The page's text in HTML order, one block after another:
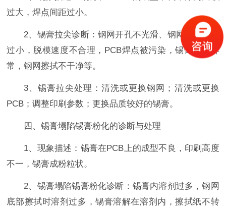
过大，焊点间距过小。
2、锡膏拉尖诊断：钢网开孔不光滑、钢网开孔尺寸
过小，脱模速度不合理，PCB焊点被污染，锡膏品质异
常，钢网擦拭不干净等。
3、锡膏拉尖处理：清洗或更换钢网；清洗或更换
PCB；调整印刷参数；更换品质较好的锡膏。
四、锡膏塌陷锡膏粉化的诊断与处理
1、现象描述：锡膏在PCB上的成型不良，印刷高度
不一，锡膏成粉粒状。
2、锡膏塌陷锡膏粉化诊断：锡膏内溶剂过多，钢网
底部擦拭时溶剂过多，锡膏溶解在溶剂内，擦拭纸不转